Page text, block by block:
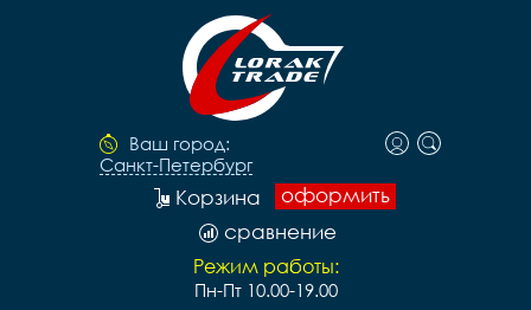
Ваш город:
Санкт-Петербург
оформить
Корзина
сравнение
Режим работы:
Пн-Пт 10.00-19.00